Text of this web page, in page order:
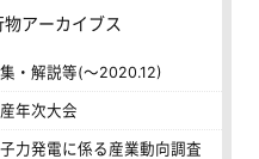
物アーカイブス
・解説等(～2020.12)
年次大会
力発電に係る産業動向調査